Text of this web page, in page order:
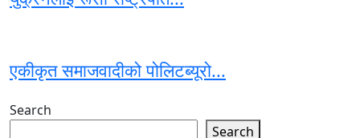
एकीकृत समाजवादीको पोलिटब्यूरो...
Search
Search